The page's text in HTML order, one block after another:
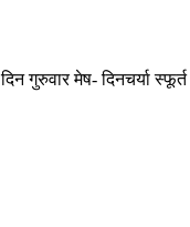
गुरुवार मेष- दिनचर्या